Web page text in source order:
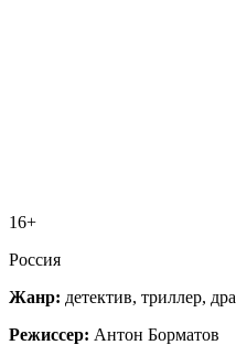
16+
Россия
Жанр: детектив, триллер,
Режиссер: Антон Борматов